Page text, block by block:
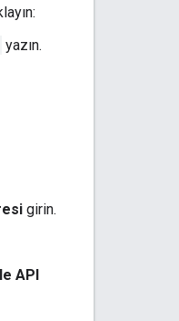
yazın.
girin.
API